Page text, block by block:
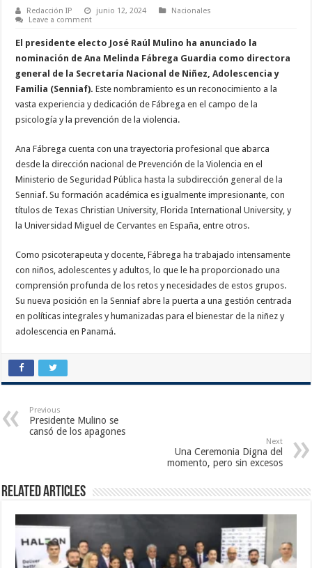
Redacción IP junio 12, 2024
Nacionales
Leave a comment
El presidente electo José Raúl Mulino ha anunciado la
nominación de Ana Melinda Fábrega Guardia como directora
general de la Secretaría Nacional de Niñez, Adolescencia y
Familia (Senniaf).Este nombramiento es un reconocimiento a la
vasta experiencia y dedicación de Fábrega en el campo de la
psicología y la prevención de la violencia.
Ana Fábrega cuenta con una trayectoria profesional que abarca
desde la dirección nacional de Prevención de la Violencia en el
Ministerio de Seguridad Pública hasta la subdirección general de la
Senniaf. Su formación académica es igualmente impresionante, con
títulos de Texas Christian University, Florida International University, y
la Universidad Miguel de Cervantes en España, entre otros.
Como psicoterapeuta y docente, Fábrega ha trabajado intensamente
con niños, adolescentes y adultos, lo que le ha proporcionado una
comprensión profunda de los retos y necesidades de estos grupos.
Su nueva posición en la Senniaf abre la puerta a una gestión centrada
en políticas integrales y humanizadas para el bienestar de la niñez y
adolescencia en Panamá.
Previous
Presidente Mulino se
cansó de los apagones
Next
Una Ceremonia Digna del
momento, pero sin excesos
Related Articles